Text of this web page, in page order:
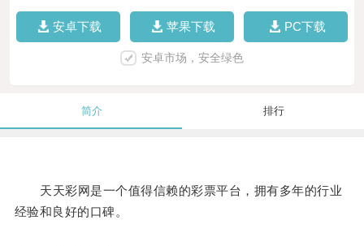
安卓下载 苹果下载 PC下载
安卓市场，安全绿色
简介 排行
天天彩网是一个值得信赖的彩票平台，拥有多年的行业
经验和良好的口碑。